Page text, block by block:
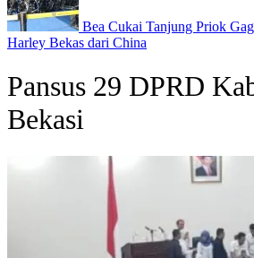
Bea Cukai Tanjung Priok
Harley Bekas dari China
Pansus 29 DPRD
Bekasi